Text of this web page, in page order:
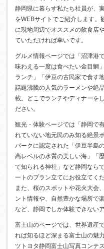
静岡県に暮らす私たち社員が、
をWEBサイトでご紹介します。
に現地周辺でオススメの飲食店
ていただければ幸いです。
グルメ情報ページでは「沼津港
味わえる一度は食べたい金目鯛
ランチ」「伊豆の古民家で食す
話題沸騰の人気のラーメンや絶
載。どこでランチやディナーを
ださい。
観光・体験ページでは「静岡で
れていない地元民のみ知る絶景
パークに認定された「伊豆半島
高レベルの水質の美しい海」「
て知られる神社」など静岡なら
ートのプラン立てにお役立てくだ
また、桜のスポットや花火大会
ント情報や、自然豊かな場所で
など、静岡でしか体験できない
富士山のページでは、世界遺産
れば知るほど深まる富士山の魅
ツトヨタ静岡富士山写真コンテ